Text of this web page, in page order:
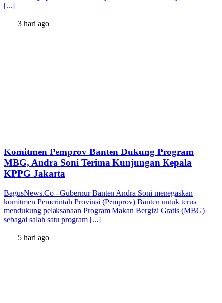
[...]
3 hari ago
Komitmen Pemprov Banten Dukung Program
MBG, Andra Soni Terima Kunjungan Kepala
KPPG Jakarta
BagusNews.Co - Gubernur Banten Andra Soni menegaskan
komitmen Pemerintah Provinsi (Pemprov) Banten untuk terus
mendukung pelaksanaan Program Makan Bergizi Gratis (MBG)
sebagai salah satu program [...]
5 hari ago